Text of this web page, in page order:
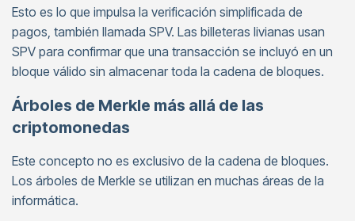
Esto es lo que impulsa la verificación simplificada de
pagos, también llamada SPV. Las billeteras livianas usan
SPV para confirmar que una transacción se incluyó en un
bloque válido sin almacenar toda la cadena de bloques.
Árboles de Merkle más allá de las
criptomonedas
Este concepto no es exclusivo de la cadena de bloques.
Los árboles de Merkle se utilizan en muchas áreas de la
informática.